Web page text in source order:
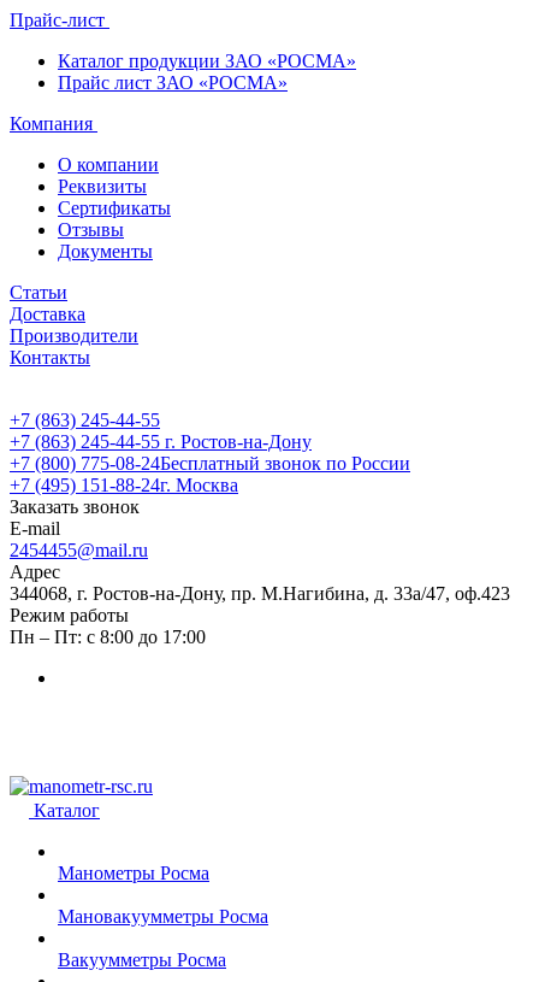
Прайс-лист
Каталог продукции ЗАО «РОСМА»
Прайс лист ЗАО «РОСМА»
Компания
О компании
Реквизиты
Сертификаты
Отзывы
Документы
Статьи
Доставка
Производители
Контакты
+7 (863) 245-44-55
+7 (863) 245-44-55 г. Ростов-на-Дону
+7 (800) 775-08-24Бесплатный звонок по России
+7 (495) 151-88-24г. Москва
Заказать звонок
E-mail
2454455@mail.ru
Адрес
344068, г. Ростов-на-Дону, пр. М.Нагибина, д. 33а/47, оф.423
Режим работы
Пн – Пт: с 8:00 до 17:00
Каталог
Манометры Росма
Мановакуумметры Росма
Вакуумметры Росма